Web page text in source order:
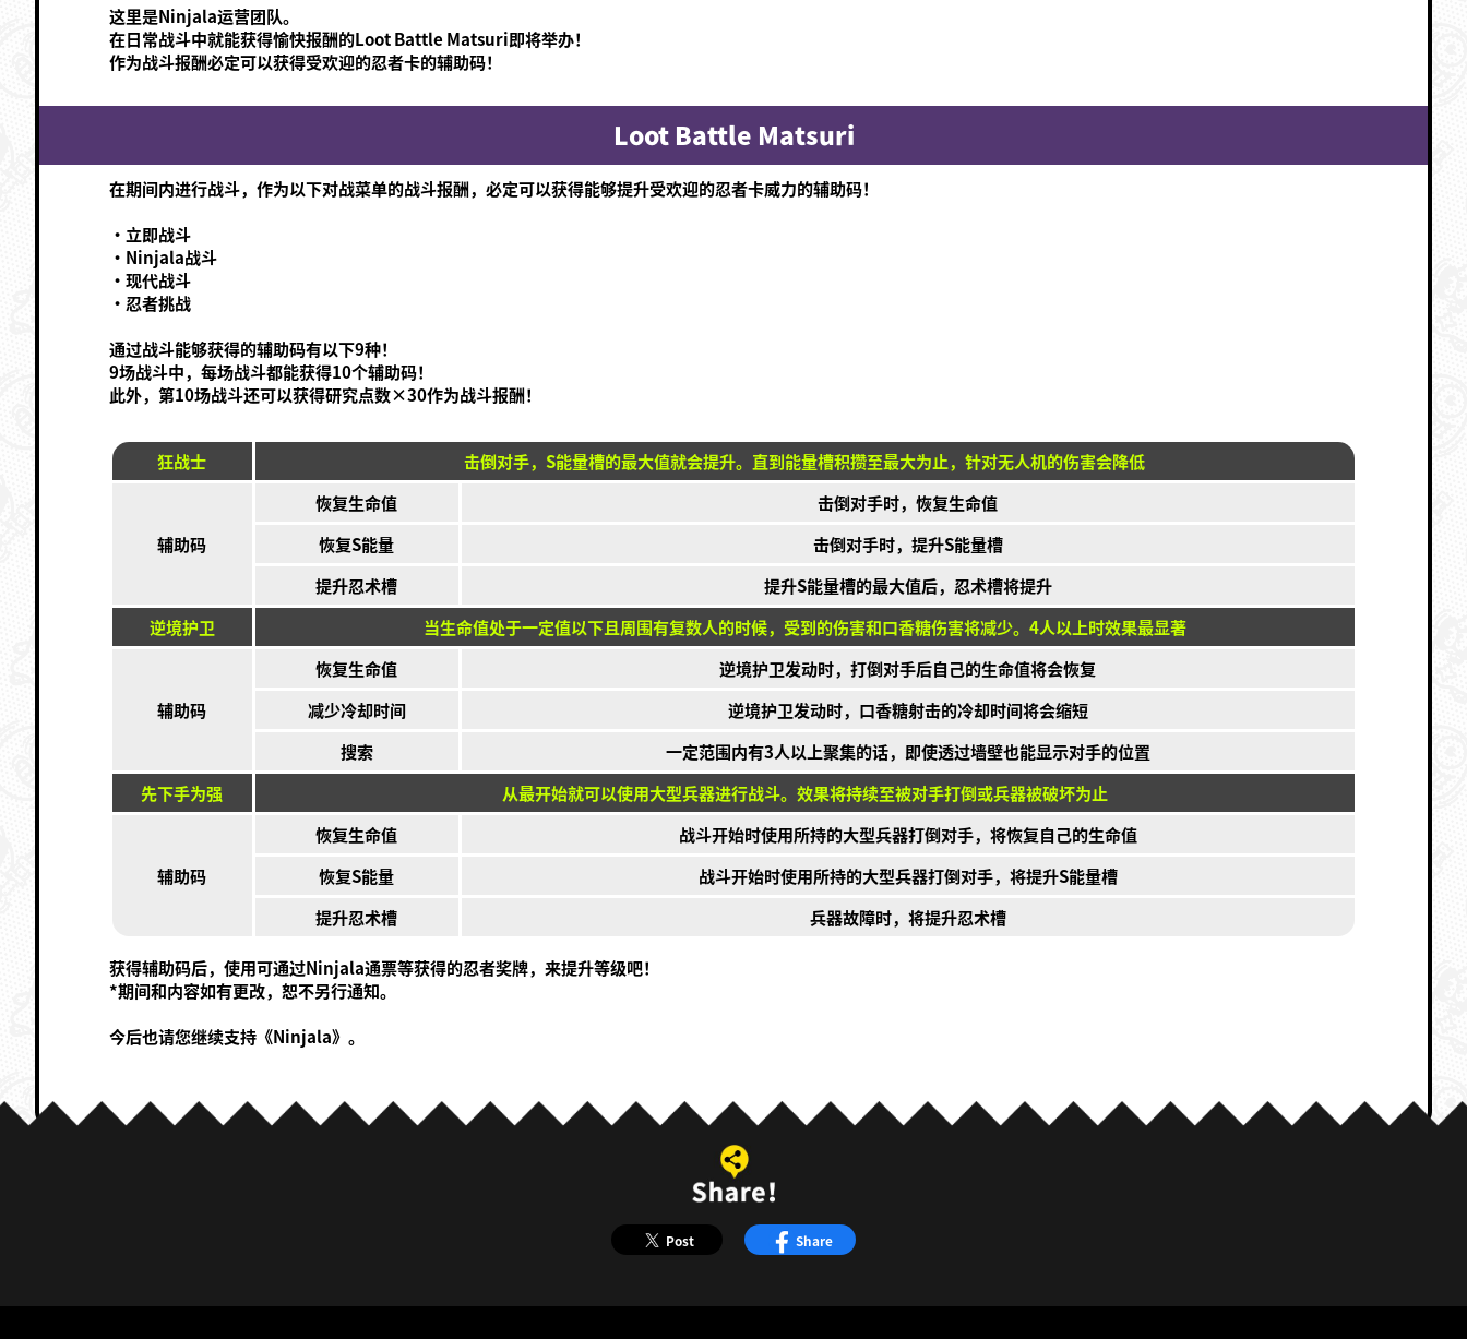
这里是Ninjala运营团队。
在日常战斗中就能获得愉快报酬的Loot Battle Matsuri即将举办！
作为战斗报酬必定可以获得受欢迎的忍者卡的辅助码！
Loot Battle Matsuri
在期间内进行战斗，作为以下对战菜单的战斗报酬，必定可以获得能够提升受欢迎的忍者卡威力的辅助码！
·立即战斗
·Ninjala战斗
·现代战斗
·忍者挑战
通过战斗能够获得的辅助码有以下9种！
9场战斗中，每场战斗都能获得10个辅助码！
此外，第10场战斗还可以获得研究点数×30作为战斗报酬！
狂战士 击倒对手，S能量槽的最大值就会提升。直到能量槽积攒至最大为止，针对无人机的伤害会降低
辅助码
恢复生命值
击倒对手时，恢复生命值
恢复S能量
击倒对手时，提升S能量槽
提升忍术槽
提升S能量槽的最大值后，忍术槽将提升
逆境护卫
当生命值处于一定值以下且周围有复数人的时候，受到的伤害和口香糖伤害将减少。4人以上时效果最显著
辅助码
恢复生命值
逆境护卫发动时，打倒对手后自己的生命值将会恢复
减少冷却时间
逆境护卫发动时，口香糖射击的冷却时间将会缩短
搜索
一定范围内有3人以上聚集的话，即使透过墙壁也能显示对手的位置
先下手为强
从最开始就可以使用大型兵器进行战斗。效果将持续至被对手打倒或兵器被破坏为止
辅助码
恢复生命值
战斗开始时使用所持的大型兵器打倒对手，将恢复自己的生命值
恢复S能量
战斗开始时使用所持的大型兵器打倒对手，将提升S能量槽
提升忍术槽
兵器故障时，将提升忍术槽
获得辅助码后，使用可通过Ninjala通票等获得的忍者奖牌，来提升等级吧！
*期间和内容如有更改，恕不另行通知。
今后也请您继续支持《Ninjala》。
Post Share